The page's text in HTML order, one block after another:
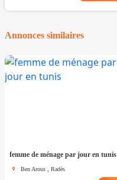
Annonces similaires
femme de ménage par jour en tunis
Ben Arous , Radès